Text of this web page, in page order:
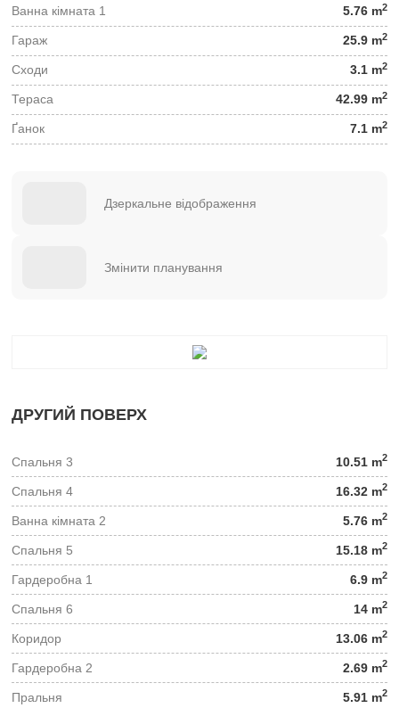
Ванна кімната 1 5.76 m2
Гараж 25.9 m2
Сходи 3.1 m2
Тераса 42.99 m2
Ґанок 7.1 m2
Дзеркальне відображення
Змінити планування
ДРУГИЙ ПОВЕРХ
Спальня 3 10.51 m2
Спальня 4 16.32 m2
Ванна кімната 2 5.76 m2
Спальня 5 15.18 m2
Гардеробна 1 6.9 m2
Спальня 6 14 m2
Коридор 13.06 m2
Гардеробна 2 2.69 m2
Пральня 5.91 m2